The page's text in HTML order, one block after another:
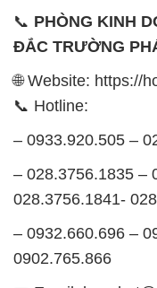
📞 PHÒNG KINH
ĐẮC TRƯỜNG
🌐 Website: https://
📞 Hotline:
– 0933.920.505 –
– 028.3756.1835 –
028.3756.1841-
– 0932.660.696 –
0902.765.866